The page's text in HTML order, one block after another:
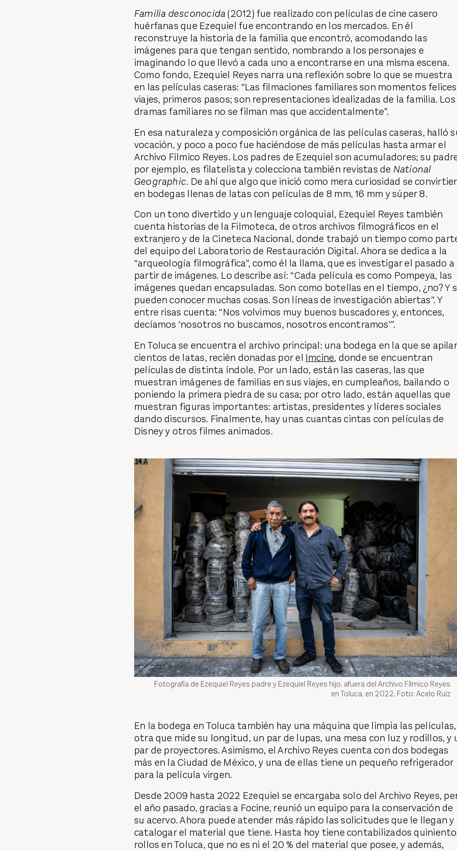
Familia desconocida (2012) fue realizado con películas de cine casero
huérfanas que Ezequiel fue encontrando en los mercados. En él
reconstruye la historia de la familia que encontró, acomodando las
imágenes para que tengan sentido, nombrando a los personajes e
imaginando lo que llevó a cada uno a encontrarse en una misma escena.
Como fondo, Ezequiel Reyes narra una reflexión sobre lo que se muestra
en las películas caseras: “Las filmaciones familiares son momentos
viajes, primeros pasos; son representaciones idealizadas de la familia. Los
dramas familiares no se filman mas que accidentalmente”.
En esa naturaleza y composición orgánica de las películas caseras, halló
vocación, y poco a poco fue haciéndose de más películas hasta armar el
Archivo Fílmico Reyes. Los padres de Ezequiel son acumuladores; su
por ejemplo, es filatelista y colecciona también revistas de National
Geographic. De ahí que algo que inició como mera curiosidad se
en bodegas llenas de latas con películas de 8 mm, 16 mm y súper 8.
Con un tono divertido y un lenguaje coloquial, Ezequiel Reyes también
cuenta historias de la Filmoteca, de otros archivos filmográficos en el
extranjero y de la Cineteca Nacional, donde trabajó un tiempo como
del equipo del Laboratorio de Restauración Digital. Ahora se dedica a la
“arqueología filmográfica”, como él la llama, que es investigar el pasado a
partir de imágenes. Lo describe así: “Cada película es como Pompeya, las
imágenes quedan encapsuladas. Son como botellas en el tiempo, ¿no? Y
pueden conocer muchas cosas. Son líneas de investigación abiertas”. Y
entre risas cuenta: “Nos volvimos muy buenos buscadores y, entonces,
decíamos ‘nosotros no buscamos, nosotros encontramos’”.
En Toluca se encuentra el archivo principal: una bodega en la que se
cientos de latas, recién donadas por el Imcine, donde se encuentran
películas de distinta índole. Por un lado, están las caseras, las que
muestran imágenes de familias en sus viajes, en cumpleaños, bailando o
poniendo la primera piedra de su casa; por otro lado, están aquellas que
muestran figuras importantes: artistas, presidentes y líderes sociales
dando discursos. Finalmente, hay unas cuantas cintas con películas de
Disney y otros filmes animados.
Fotografía de Ezequiel Reyes padre y Ezequiel Reyes hijo, afuera del Archivo Fílmico Reyes
en Toluca, en 2022. Foto: Acelo Ruiz
En la bodega en Toluca también hay una máquina que limpia las películas,
otra que mide su longitud, un par de lupas, una mesa con luz y rodillos, y
par de proyectores. Asimismo, el Archivo Reyes cuenta con dos bodegas
más en la Ciudad de México, y una de ellas tiene un pequeño refrigerador
para la película virgen.
Desde 2009 hasta 2022 Ezequiel se encargaba solo del Archivo Reyes,
el año pasado, gracias a Focine, reunió un equipo para la conservación de
su acervo. Ahora puede atender más rápido las solicitudes que le llegan y
catalogar el material que tiene. Hasta hoy tiene contabilizados
rollos en Toluca, que no es ni el 20 % del material que posee, y además,